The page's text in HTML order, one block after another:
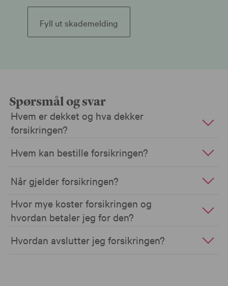
Fyll ut skademelding
Spørsmål og svar
Hvem er dekket og hva dekker
forsikringen?
Hvem kan bestille forsikringen?
Når gjelder forsikringen?
Hvor mye koster forsikringen og
hvordan betaler jeg for den?
Hvordan avslutter jeg forsikringen?